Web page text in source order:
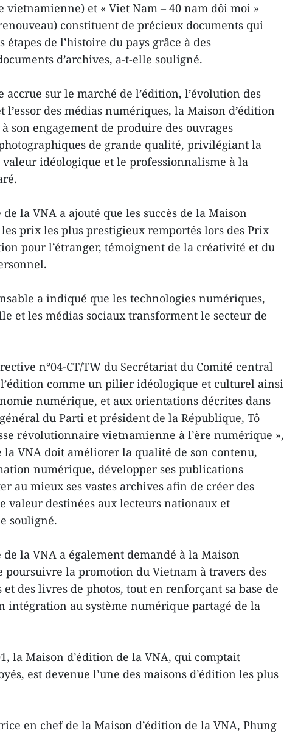
vietnamienne) et « Viet Nam – 40 nam dôi moi »
constituent de précieux documents qui
étapes de l’histoire du pays grâce à des
d’archives, a-t-elle souligné.
sur le marché de l’édition, l’évolution des
l’essor des médias numériques, la Maison d’édition
son engagement de produire des ouvrages
de grande qualité, privilégiant la
idéologique et le professionnalisme à la
la VNA a ajouté que les succès de la Maison
prix les plus prestigieux remportés lors des Prix
pour l’étranger, témoignent de la créativité et du
a indiqué que les technologies numériques,
et les médias sociaux transforment le secteur de
n°04-CT/TW du Secrétariat du Comité central
comme un pilier idéologique et culturel ainsi
numérique, et aux orientations décrites dans
du Parti et président de la République, Tô
révolutionnaire vietnamienne à l’ère numérique »,
la VNA doit améliorer la qualité de son contenu,
numérique, développer ses publications
au mieux ses vastes archives afin de créer des
valeur destinées aux lecteurs nationaux et
souligné.
la VNA a également demandé à la Maison
poursuivre la promotion du Vietnam à travers des
des livres de photos, tout en renforçant sa base de
intégration au système numérique partagé de la
la Maison d’édition de la VNA, qui comptait
est devenue l’une des maisons d’édition les plus
en chef de la Maison d’édition de la VNA, Phung